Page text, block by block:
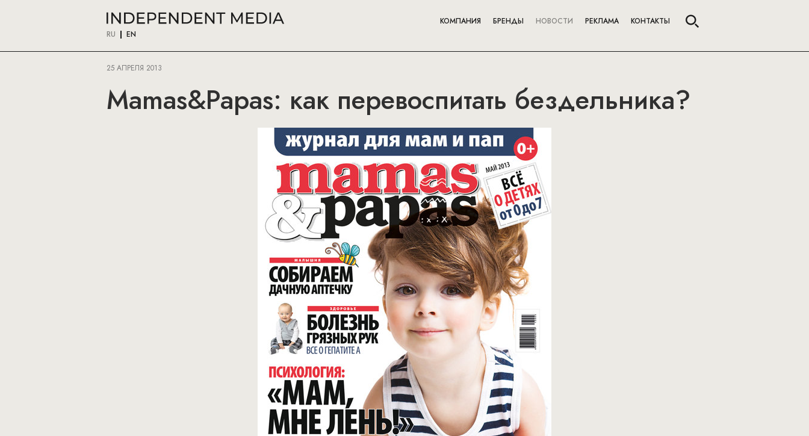
RU EN
КОМПАНИЯ БРЕНДЫ НОВОСТИ РЕКЛАМА КОНТАКТЫ
25 АПРЕЛЯ 2013
Mamas&Papas: как перевоспитать бездельника?